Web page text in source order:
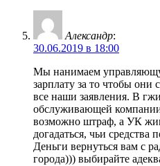
Александр:
30.06.2019 в 18:00
Мы нанимаем
зарплату за то чтобы они
все наши заявления. В
обслуживающей
возможно штраф, а УК
догадаться, чьи
Деньги вернуться вам с
города))) выбирайте